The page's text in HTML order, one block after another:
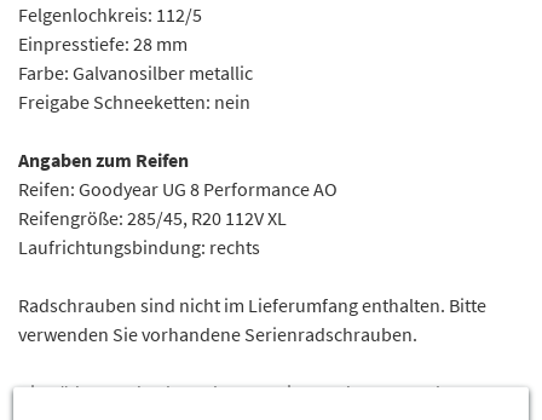
Felgenlochkreis: 112/5
Einpresstiefe: 28 mm
Farbe: Galvanosilber metallic
Freigabe Schneeketten: nein
Angaben zum Reifen
Reifen: Goodyear UG 8 Performance AO
Reifengröße: 285/45, R20 112V XL
Laufrichtungsbindung: rechts
Radschrauben sind nicht im Lieferumfang enthalten. Bitte
verwenden Sie vorhandene Serienradschrauben.
Die Räder werden komplett montiert und ausgewuchtet